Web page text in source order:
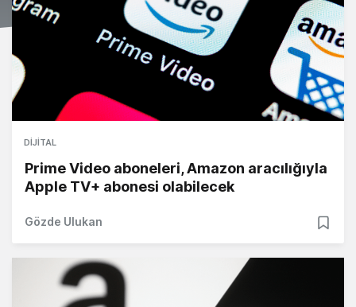
DIJITAL
Prime Video aboneleri, Amazon aracılığıyla
Apple TV+ abonesi olabilecek
Gözde Ulukan